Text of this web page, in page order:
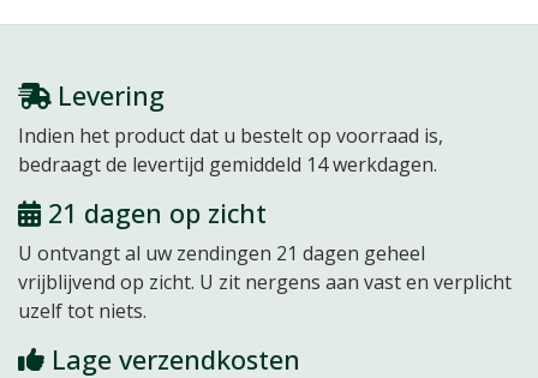
Levering
Indien het product dat u bestelt op voorraad is,
bedraagt de levertijd gemiddeld 14 werkdagen.
21 dagen op zicht
U ontvangt al uw zendingen 21 dagen geheel
vrijblijvend op zicht. U zit nergens aan vast en verplicht
uzelf tot niets.
Lage verzendkosten